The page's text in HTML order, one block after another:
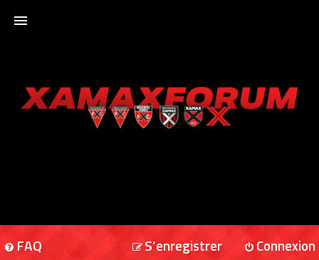
XAMAXFORUM
FAQ Connexion
S’enregistrer